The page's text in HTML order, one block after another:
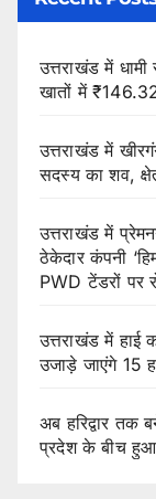
उत्तराखंड में
खातों में
उत्तराखंड में
सदस्य का शव,
उत्तराखंड में
ठेकेदार कंपनी
PWD टेंडरों पर
उत्तराखंड में हाई
उजाड़े जाएंगे 15
अब हरिद्वार तक
प्रदेश के बीच हुआ